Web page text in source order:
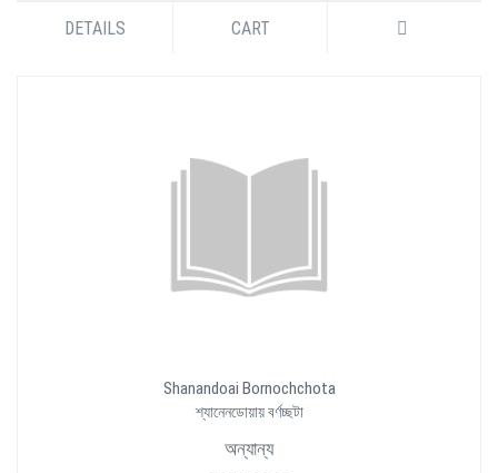
DETAILS CART
Shanandoai Bornochchota
শ্যানেনডোয়ায় বর্ণচ্ছটা
অন্যান্য